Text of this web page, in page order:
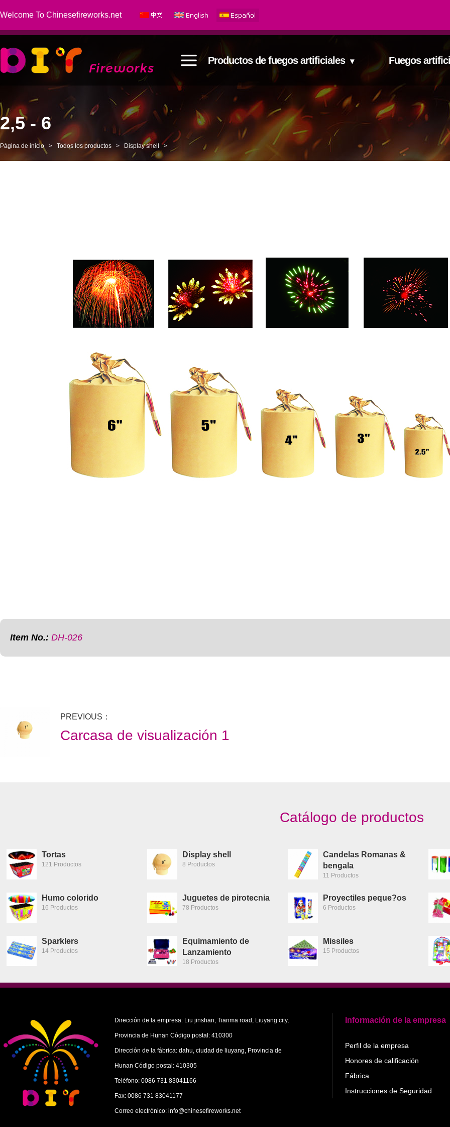
Welcome To Chinesefireworks.net
Productos de fuegos artificiales ▾ Fuegos
2,5 - 6
Página de inicio > Todos los productos > Display shell >
Item No.: DH-026
PREVIOUS：
Carcasa de visualización 1
Catálogo de productos
Tortas
121 Productos
Display shell
8 Productos
Candelas Romanas &
bengala
11 Productos
Humo colorido
16 Productos
Juguetes de pirotecnia
78 Productos
Proyectiles peque?os
6 Productos
Sparklers
14 Productos
Equimamiento de
Lanzamiento
18 Productos
Missiles
15 Productos
Dirección de la empresa: Liu jinshan, Tianma road, Liuyang city,
Provincia de Hunan Código postal: 410300
Dirección de la fábrica: dahu, ciudad de liuyang, Provincia de
Hunan Código postal: 410305
Teléfono: 0086 731 83041166
Fax: 0086 731 83041177
Correo electrónico: info@chinesefireworks.net
Información de la empresa
Perfil de la empresa
Honores de calificación
Fábrica
Instrucciones de Seguridad